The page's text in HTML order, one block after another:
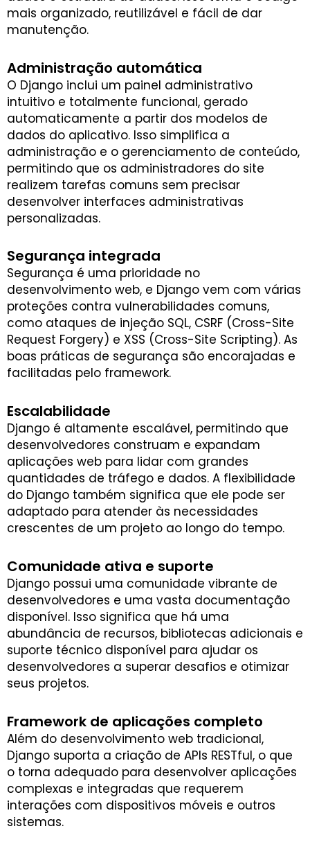
mais organizado, reutilizável e fácil de dar
manutenção.
Administração automática
O Django inclui um painel administrativo
intuitivo e totalmente funcional, gerado
automaticamente a partir dos modelos de
dados do aplicativo. Isso simplifica a
administração e o gerenciamento de conteúdo,
permitindo que os administradores do site
realizem tarefas comuns sem precisar
desenvolver interfaces administrativas
personalizadas.
Segurança integrada
Segurança é uma prioridade no
desenvolvimento web, e Django vem com várias
proteções contra vulnerabilidades comuns,
como ataques de injeção SQL, CSRF (Cross-Site
Request Forgery) e XSS (Cross-Site Scripting). As
boas práticas de segurança são encorajadas e
facilitadas pelo framework.
Escalabilidade
Django é altamente escalável, permitindo que
desenvolvedores construam e expandam
aplicações web para lidar com grandes
quantidades de tráfego e dados. A flexibilidade
do Django também significa que ele pode ser
adaptado para atender às necessidades
crescentes de um projeto ao longo do tempo.
Comunidade ativa e suporte
Django possui uma comunidade vibrante de
desenvolvedores e uma vasta documentação
disponível. Isso significa que há uma
abundância de recursos, bibliotecas adicionais e
suporte técnico disponível para ajudar os
desenvolvedores a superar desafios e otimizar
seus projetos.
Framework de aplicações completo
Além do desenvolvimento web tradicional,
Django suporta a criação de APIs RESTful, o que
o torna adequado para desenvolver aplicações
complexas e integradas que requerem
interações com dispositivos móveis e outros
sistemas.